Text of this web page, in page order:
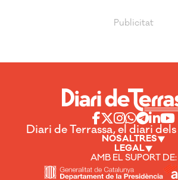
Diari de Terrassa, el diari
NOSALTRES
LEGAL
AMB EL SUPORT DE: